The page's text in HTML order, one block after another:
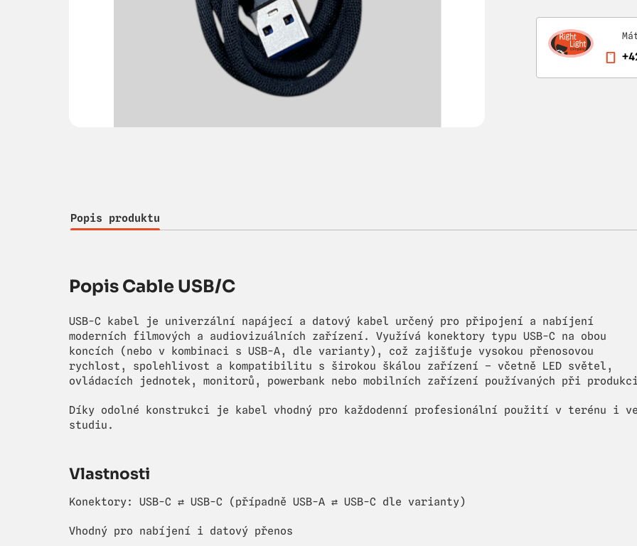
Popis produktu
Popis Cable USB/C
USB-C kabel je univerzální napájecí a datový kabel určený pro připojení a nabíjení
moderních filmových a audiovizuálních zařízení. Využívá konektory typu USB-C na obou
koncích (nebo v kombinaci s USB-A, dle varianty), což zajišťuje vysokou přenosovou
rychlost, spolehlivost a kompatibilitu s širokou škálou zařízení – včetně LED světel,
ovládacích jednotek, monitorů, powerbank nebo mobilních zařízení používaných při
Díky odolné konstrukci je kabel vhodný pro každodenní profesionální použití v terénu i
studiu.
Vlastnosti
Konektory: USB-C ⇄ USB-C (případně USB-A ⇄ USB-C dle varianty)
Vhodný pro nabíjení i datový přenos